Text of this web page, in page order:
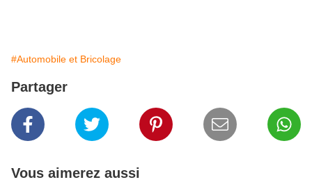
#Automobile et Bricolage
Partager
Vous aimerez aussi